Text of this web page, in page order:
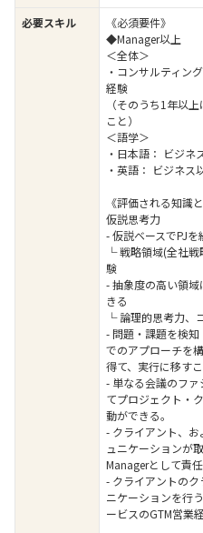
必要スキル
《必須要件》
◆Manager以上
＜全体＞
・コンサルティン
経験
（そのうち1年以
こと）
＜語学＞
・日本語： ビジネ
・英語： ビジネス
《評価される知識
仮説思考力
- 仮説ベースでPJ
└ 戦略領域(全社戦
験
- 抽象度の高い領域
きる
└ 論理的思考力、
- 問題・課題を検
でのアプローチを
得て、実行に移すこ
- 単なる会議のフ
てプロジェクト・
動ができる。
- クライアント、
ュニケーションが
Managerとして責
- クライアントの
ニケーションを行
ービスのGTM営業